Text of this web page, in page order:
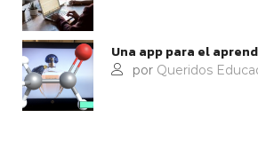
Una app para el
por Queridos